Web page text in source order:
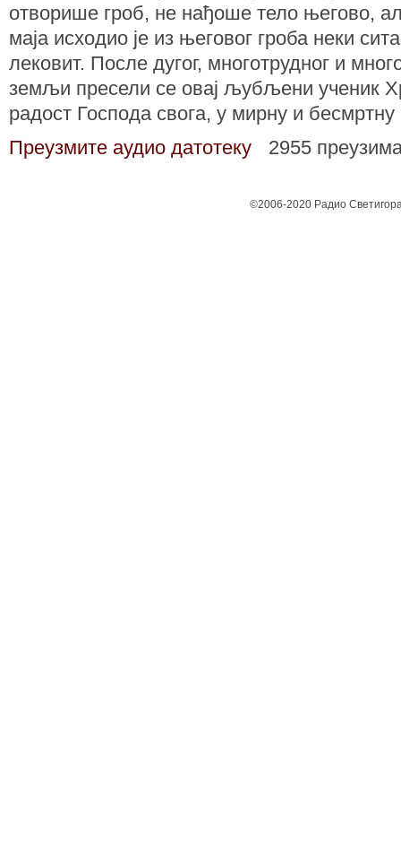
отворише гроб, не нађоше тело његово,
маја исходио је из његовог гроба неки
лековит. После дугог, многотрудног и
земљи пресели се овај љубљени ученик
радост Господа свога, у мирну и бесмртну
Преузмите аудио датотеку
2955
©2006-2020 Радио